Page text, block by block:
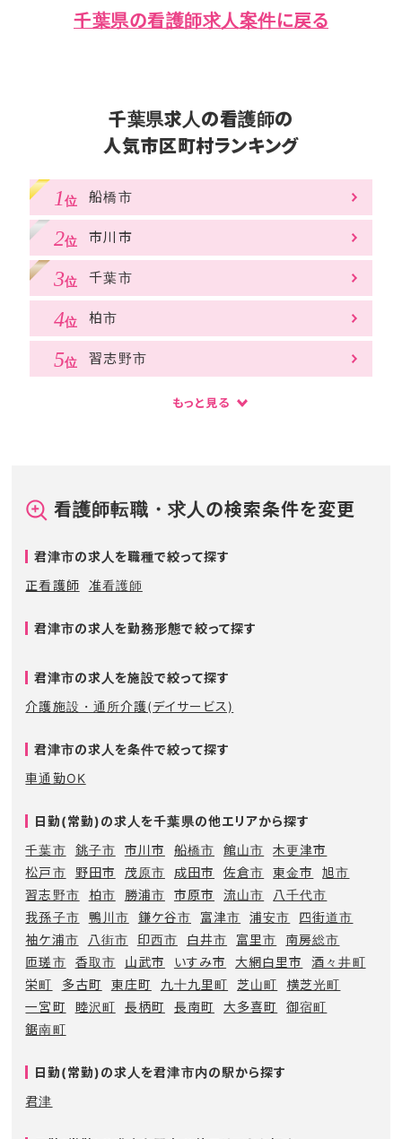
千葉県の看護師求人案件に戻る
千葉県求人の看護師の
人気市区町村ランキング
船橋市
市川市
千葉市
柏市
習志野市
もっと見る
看護師転職・求人の検索条件を変更
君津市の求人を職種で絞って探す
正看護師
准看護師
君津市の求人を勤務形態で絞って探す
君津市の求人を施設で絞って探す
介護施設・通所介護(デイサービス)
君津市の求人を条件で絞って探す
車通勤OK
日勤(常勤)の求人を千葉県の他エリアから探す
千葉市
銚子市 市川市 船橋市 館山市
木更津市
松戸市
野田市 茂原市 成田市 佐倉市 東金市
旭市
習志野市
柏市 勝浦市 市原市 流山市
八千代市
我孫子市
鴨川市 鎌ケ谷市 富津市 浦安市
四街道市
袖ケ浦市
八街市 印西市 白井市 富里市
南房総市
匝瑳市
香取市 山武市 いすみ市 大網白里市
酒々井町
栄町
多古町 東庄町 九十九里町 芝山町
横芝光町
一宮町
睦沢町 長柄町 長南町 大多喜町
御宿町
鋸南町
日勤(常勤)の求人を君津市内の駅から探す
君津